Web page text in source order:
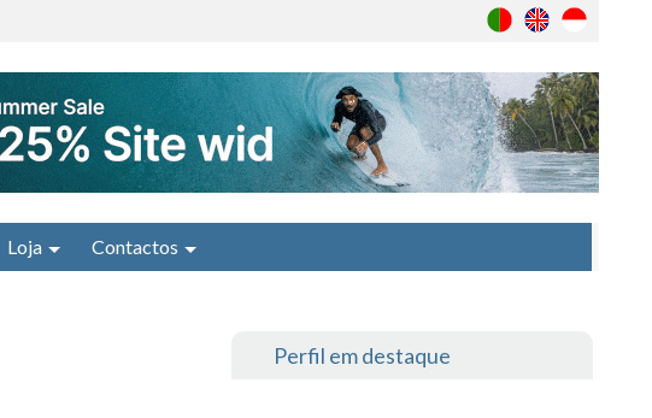
Loja Contactos
Perfil em destaque